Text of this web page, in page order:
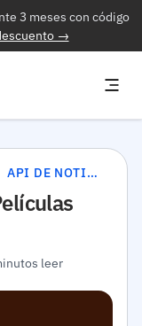
3 meses con código
→
API DE NOTICIAS DE PELÍCULAS
leer